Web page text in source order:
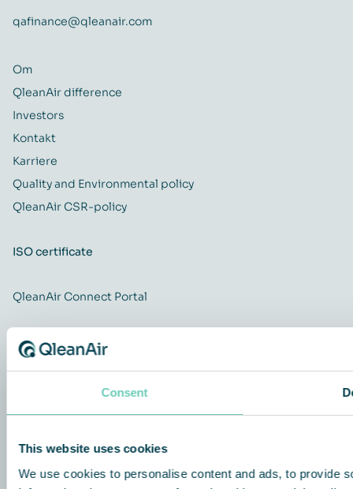
Consent
This website uses cookies
We use cookies to personalise content and ads, to provide
qafinance@qleanair.com
Om
QleanAir difference
Investors
Kontakt
Karriere
Quality and Environmental policy
QleanAir CSR-policy
ISO certificate
QleanAir Connect Portal
Copyright 2026 QleanAir AB (556879-4548) QleanAir Scandinavia
| This site uses cookies.